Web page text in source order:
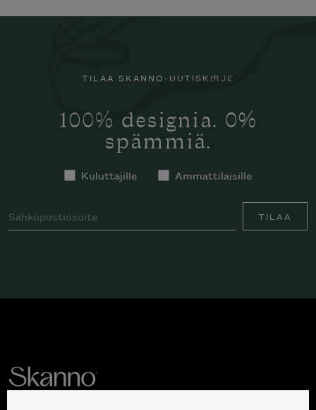
TILAA SKANNO-UUTISKIRJE
100% designia. 0%
spämmiä.
Kuluttajille Ammattilaisille
TILAA